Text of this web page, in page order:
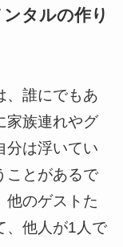
タルの作り
、誰にでもあ
家族連れやグ
分は浮いてい
ことがあるで
他のゲストた
、他人が1人で